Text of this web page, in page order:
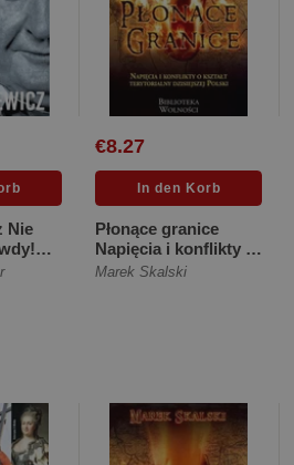
Nie
€8.27
Płonące granice
Napięcia i konflikty o
kształt terytorialny ...
Marek Skalski